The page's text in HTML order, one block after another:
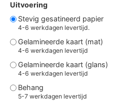
Uitvoering
Stevig gesatineerd papier
4-6 werkdagen levertijd.
Gelamineerde kaart (mat)
4-6 werkdagen levertijd
Gelamineerde kaart (glans)
4-6 werkdagen levertijd
Behang
5-7 werkdagen levertijd